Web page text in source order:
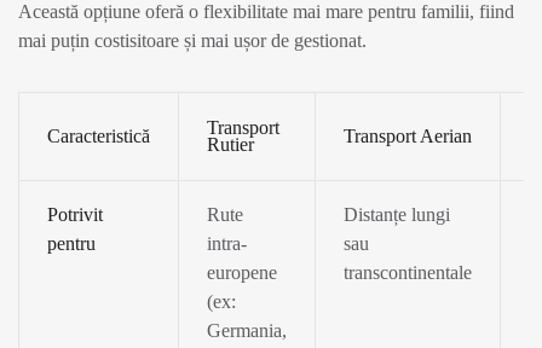
Această opțiune oferă o flexibilitate mai mare pentru familii, fiind
mai puțin costisitoare și mai ușor de gestionat.
Caracteristică
Transport
Rutier
Transport Aerian
Potrivit
pentru
Rute
intra-
europene
(ex:
Germania,
Distanțe lungi
sau
transcontinentale